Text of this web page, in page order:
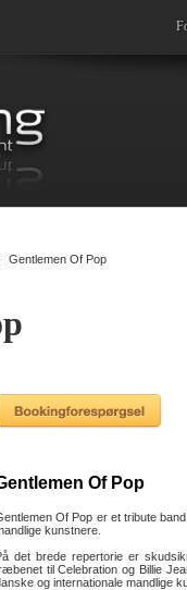
Gentlemen Of Pop
Of Pop
Of Pop er et tribute
kunstnere.
det brede repertorie er
til Celebration og Billie
og internationale mandlige